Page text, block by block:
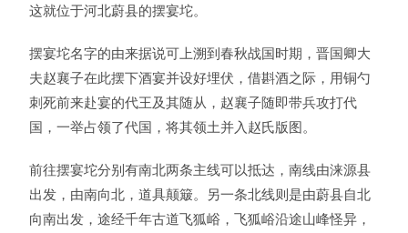
这就位于河北蔚县的摆宴坨。
摆宴坨名字的由来据说可上溯到春秋战国时期，晋国卿大
夫赵襄子在此摆下酒宴并设好埋伏，借斟酒之际，用铜勺
刺死前来赴宴的代王及其随从，赵襄子随即带兵攻打代
国，一举占领了代国，将其领土并入赵氏版图。
前往摆宴坨分别有南北两条主线可以抵达，南线由涞源县
出发，由南向北，道具颠簸。另一条北线则是由蔚县自北
向南出发，途经千年古道飞狐峪，飞狐峪沿途山峰怪异，